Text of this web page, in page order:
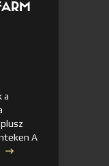
a
A